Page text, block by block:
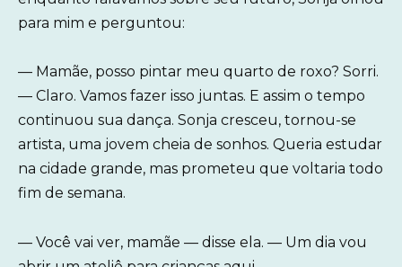
para mim e perguntou:
— Mamãe, posso pintar meu quarto de roxo? Sorri.
— Claro. Vamos fazer isso juntas. E assim o tempo
continuou sua dança. Sonja cresceu, tornou-se
artista, uma jovem cheia de sonhos. Queria estudar
na cidade grande, mas prometeu que voltaria todo
fim de semana.
— Você vai ver, mamãe — disse ela. — Um dia vou